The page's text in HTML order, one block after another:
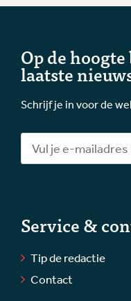
Op de
laatste
Schrijf je in voor de
Service &
Tip de redactie
Contact